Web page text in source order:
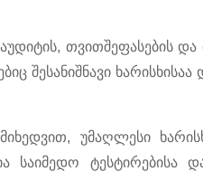
თვითშეფასების და
ხარისხისაა და
უმაღლესი
საიმედო ტესტირებისა